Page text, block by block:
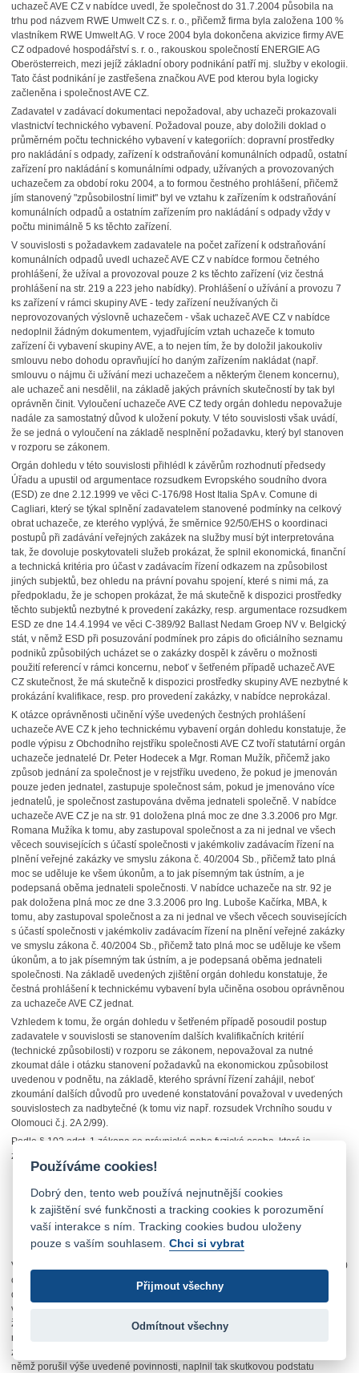
uchazeč AVE CZ v nabídce uvedl, že společnost do 31.7.2004 působila na
trhu pod názvem RWE Umwelt CZ s. r. o., přičemž firma byla založena 100 %
vlastníkem RWE Umwelt AG. V roce 2004 byla dokončena akvizice firmy AVE
CZ odpadové hospodářství s. r. o., rakouskou společností ENERGIE AG
Oberösterreich, mezi jejíž základní obory podnikání patří mj. služby v ekologii.
Tato část podnikání je zastřešena značkou AVE pod kterou byla logicky
začleněna i společnost AVE CZ.
Zadavatel v zadávací dokumentaci nepožadoval, aby uchazeči prokazovali
vlastnictví technického vybavení. Požadoval pouze, aby doložili doklad o
průměrném počtu technického vybavení v kategoriích: dopravní prostředky
pro nakládání s odpady, zařízení k odstraňování komunálních odpadů, ostatní
zařízení pro nakládání s komunálními odpady, užívaných a provozovaných
uchazečem za období roku 2004, a to formou čestného prohlášení, přičemž
jím stanovený "způsobilostní limit" byl ve vztahu k zařízením k odstraňování
komunálních odpadů a ostatním zařízením pro nakládání s odpady vždy v
počtu minimálně 5 ks těchto zařízení.
V souvislosti s požadavkem zadavatele na počet zařízení k odstraňování
komunálních odpadů uvedl uchazeč AVE CZ v nabídce formou četného
prohlášení, že užíval a provozoval pouze 2 ks těchto zařízení (viz čestná
prohlášení na str. 219 a 223 jeho nabídky). Prohlášení o užívání a provozu 7
ks zařízení v rámci skupiny AVE - tedy zařízení neužívaných či
neprovozovaných výslovně uchazečem - však uchazeč AVE CZ v nabídce
nedoplnil žádným dokumentem, vyjadřujícím vztah uchazeče k tomuto
zařízení či vybavení skupiny AVE, a to nejen tím, že by doložil jakoukoliv
smlouvu nebo dohodu opravňující ho daným zařízením nakládat (např.
smlouvu o nájmu či užívání mezi uchazečem a některým členem koncernu),
ale uchazeč ani nesdělil, na základě jakých právních skutečností by tak byl
oprávněn činit. Vyloučení uchazeče AVE CZ tedy orgán dohledu nepovažuje
nadále za samostatný důvod k uložení pokuty. V této souvislosti však uvádí,
že se jedná o vyloučení na základě nesplnění požadavku, který byl stanoven
v rozporu se zákonem.
Orgán dohledu v této souvislosti přihlédl k závěrům rozhodnutí předsedy
Úřadu a upustil od argumentace rozsudkem Evropského soudního dvora
(ESD) ze dne 2.12.1999 ve věci C-176/98 Host Italia SpA v. Comune di
Cagliari, který se týkal splnění zadavatelem stanovené podmínky na celkový
obrat uchazeče, ze kterého vyplývá, že směrnice 92/50/EHS o koordinaci
postupů při zadávání veřejných zakázek na služby musí být interpretována
tak, že dovoluje poskytovateli služeb prokázat, že splnil ekonomická, finanční
a technická kritéria pro účast v zadávacím řízení odkazem na způsobilost
jiných subjektů, bez ohledu na právní povahu spojení, které s nimi má, za
předpokladu, že je schopen prokázat, že má skutečně k dispozici prostředky
těchto subjektů nezbytné k provedení zakázky, resp. argumentace rozsudkem
ESD ze dne 14.4.1994 ve věci C-389/92 Ballast Nedam Groep NV v. Belgický
stát, v němž ESD při posuzování podmínek pro zápis do oficiálního seznamu
podniků způsobilých ucházet se o zakázky dospěl k závěru o možnosti
použití referencí v rámci koncernu, neboť v šetřeném případě uchazeč AVE
CZ skutečnost, že má skutečně k dispozici prostředky skupiny AVE nezbytné k
prokázání kvalifikace, resp. pro provedení zakázky, v nabídce neprokázal.
K otázce oprávněnosti učinění výše uvedených čestných prohlášení
uchazeče AVE CZ k jeho technickému vybavení orgán dohledu konstatuje, že
podle výpisu z Obchodního rejstříku společnosti AVE CZ tvoří statutární orgán
uchazeče jednatelé Dr. Peter Hodecek a Mgr. Roman Mužík, přičemž jako
způsob jednání za společnost je v rejstříku uvedeno, že pokud je jmenován
pouze jeden jednatel, zastupuje společnost sám, pokud je jmenováno více
jednatelů, je společnost zastupována dvěma jednateli společně. V nabídce
uchazeče AVE CZ je na str. 91 doložena plná moc ze dne 3.3.2006 pro Mgr.
Romana Mužíka k tomu, aby zastupoval společnost a za ni jednal ve všech
věcech souvisejících s účastí společnosti v jakémkoliv zadávacím řízení na
plnění veřejné zakázky ve smyslu zákona č. 40/2004 Sb., přičemž tato plná
moc se uděluje ke všem úkonům, a to jak písemným tak ústním, a je
podepsaná oběma jednateli společnosti. V nabídce uchazeče na str. 92 je
pak doložena plná moc ze dne 3.3.2006 pro Ing. Luboše Kačírka, MBA, k
tomu, aby zastupoval společnost a za ni jednal ve všech věcech souvisejících
s účastí společnosti v jakémkoliv zadávacím řízení na plnění veřejné zakázky
ve smyslu zákona č. 40/2004 Sb., přičemž tato plná moc se uděluje ke všem
úkonům, a to jak písemným tak ústním, a je podepsaná oběma jednateli
společnosti. Na základě uvedených zjištění orgán dohledu konstatuje, že
čestná prohlášení k technickému vybavení byla učiněna osobou oprávněnou
za uchazeče AVE CZ jednat.
Vzhledem k tomu, že orgán dohledu v šetřeném případě posoudil postup
zadavatele v souvislosti se stanovením dalších kvalifikačních kritérií
(technické způsobilosti) v rozporu se zákonem, nepovažoval za nutné
zkoumat dále i otázku stanovení požadavků na ekonomickou způsobilost
uvedenou v podnětu, na základě, kterého správní řízení zahájil, neboť
zkoumání dalších důvodů pro uvedené konstatování považoval v uvedených
souvislostech za nadbytečné (k tomu viz např. rozsudek Vrchního soudu v
Olomouci č.j. 2A 2/99).
Podle § 102 odst. 1 zákona se právnická nebo fyzická osoba, která je
zadavatelem, dopustí správního deliktu mj. tím, že
nedodrží postup stanovený zákonem pro přidělení veřejné zakázky,
přičemž tento postup podstatně ovlivnil nebo mohl ovlivnit hodnocení
nabídek,
uzavře smlouvu (§ 65 a 66) s uchazečem vybraným postupem podle
V šetřeném případě se zadavatel správního deliktu dopustil tím, že podle § 30
odst. 3 zákona neomezil rozsah požadovaných informací o kvalifikaci
dodavatelů pouze na informace bezprostředně související s předmětem
veřejné zakázky. Pokud by zadavatel tuto povinnost dodržel, nelze vyloučit,
že by obdržel více nabídek, přičemž by další potencionální dodavatelé mohli
nabídnout zadavateli výhodnější podmínky než vybraný uchazeč. Jelikož
zadavatel uzavřel smlouvu s uchazečem vybraným na základě postupu, při
němž porušil výše uvedené povinnosti, naplnil tak skutkovou podstatu
Používáme cookies!
Dobrý den, tento web používá nejnutnější cookies
k zajištění své funkčnosti a tracking cookies k porozumění
vaší interakce s ním. Tracking cookies budou uloženy
pouze s vaším souhlasem.Chci si vybrat
Přijmout všechny
Odmítnout všechny